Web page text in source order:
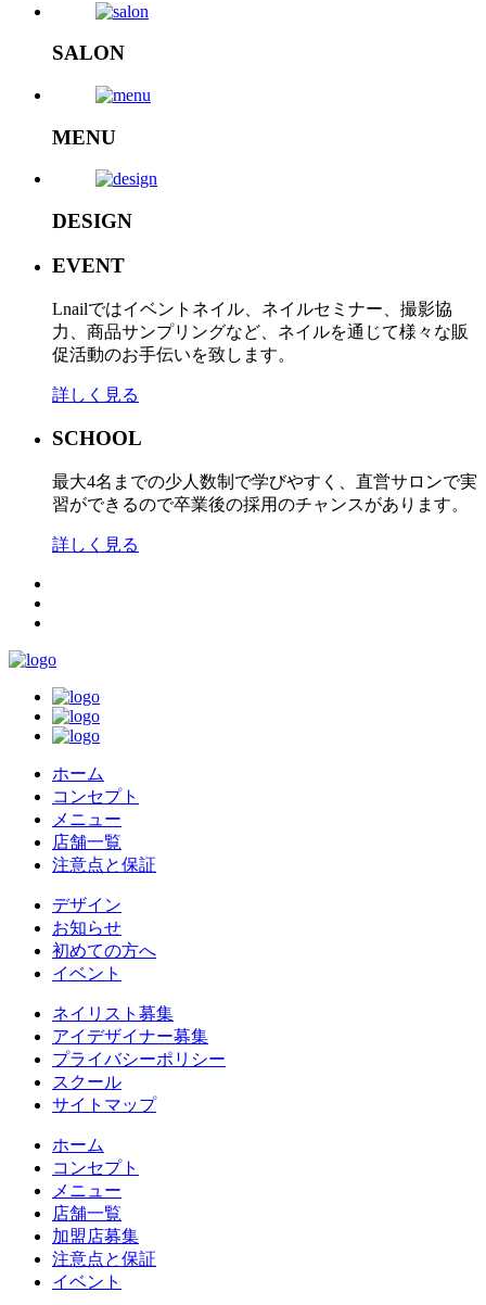
SALON
MENU
DESIGN
EVENT
Lnailではイベントネイル、ネイルセミナー、撮影協
力、商品サンプリングなど、ネイルを通じて様々な販
促活動のお手伝いを致します。
詳しく見る
SCHOOL
最大4名までの少人数制で学びやすく、直営サロンで実
習ができるので卒業後の採用のチャンスがあります。
詳しく見る
ホーム
コンセプト
メニュー
店舗一覧
注意点と保証
デザイン
お知らせ
初めての方へ
イベント
ネイリスト募集
アイデザイナー募集
プライバシーポリシー
スクール
サイトマップ
ホーム
コンセプト
メニュー
店舗一覧
加盟店募集
注意点と保証
イベント